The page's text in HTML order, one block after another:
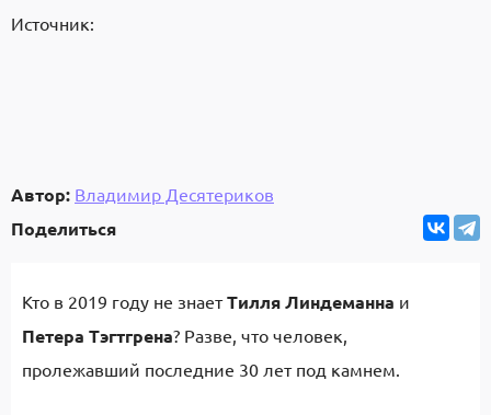
Источник:
Автор: Владимир Десятериков
Поделиться
Кто в 2019 году не знаетТилля Линдеманна и
Петера Тэгтгрена? Разве, что человек,
пролежавший последние 30 лет под камнем.